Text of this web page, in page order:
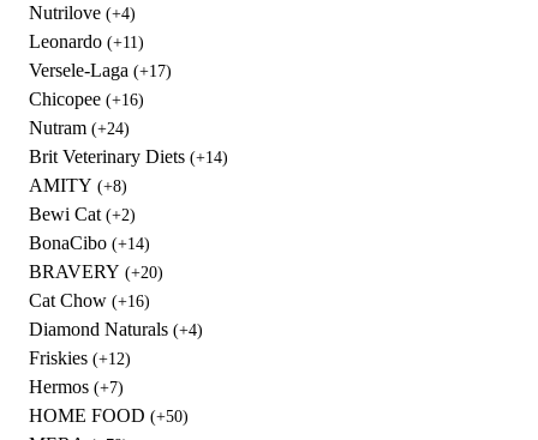
Nutrilove (+4)
Leonardo (+11)
Versele-Laga (+17)
Chicopee (+16)
Nutram (+24)
Brit Veterinary Diets (+14)
AMITY (+8)
Bewi Cat (+2)
BonaCibo (+14)
BRAVERY (+20)
Cat Chow (+16)
Diamond Naturals (+4)
Friskies (+12)
Hermos (+7)
HOME FOOD (+50)